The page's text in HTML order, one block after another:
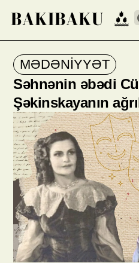
MƏDƏNIYYƏT
Səhnənin əbədi
Şəkinskayanın